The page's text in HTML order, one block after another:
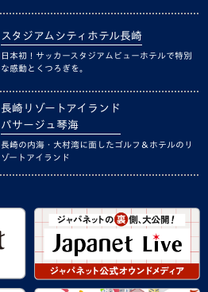
スタジアムシティホテル長崎
日本初！サッカースタジアムビューホテルで特別
な感動とくつろぎを。
長崎リゾートアイランド
パサージュ琴海
長崎の内海・大村湾に面したゴルフ＆ホテルのリ
ゾートアイランド